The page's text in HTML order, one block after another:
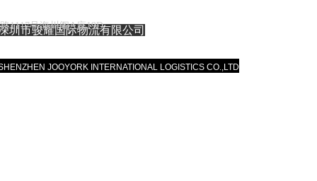
圳市骏耀国际物流有限公司
JOOYORK INTERNATIONAL LOGISTICS CO.,LTD
1117号海川阁A座19D